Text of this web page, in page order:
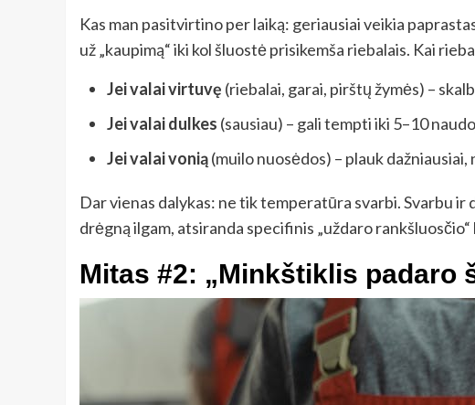
Kas man pasitvirtino per laiką: geriausiai veikia
už „kaupimą“ iki kol šluostė prisikemša riebalais. Kai
Jei valai virtuvę (riebalai, garai, pirštų žymės) –
Jei valai dulkes (sausiau) – gali tempti iki 5–10
Jei valai vonią(muilo nuosėdos) – plauk dažniausiai,
Dar vienas dalykas: ne tik temperatūra svarbi. Svarbu
drėgną ilgam, atsiranda specifinis „uždaro rankšluosčio“
Mitas #2: „Minkštiklis padaro